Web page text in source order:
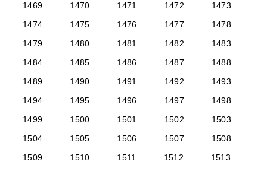
1469
1470 1471 1472
1473
1474
1475 1476 1477
1478
1479
1480 1481 1482
1483
1484
1485 1486 1487
1488
1489
1490 1491 1492
1493
1494
1495 1496 1497
1498
1499
1500 1501 1502
1503
1504
1505 1506 1507
1508
1509
1510 1511 1512
1513